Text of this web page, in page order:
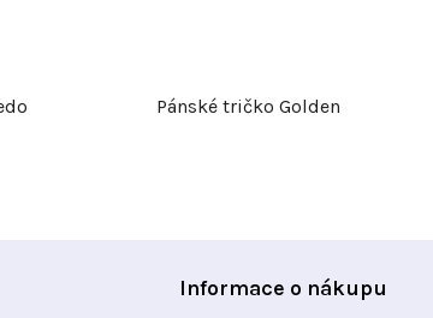
Pánské tričko Golden
Informace o nákupu